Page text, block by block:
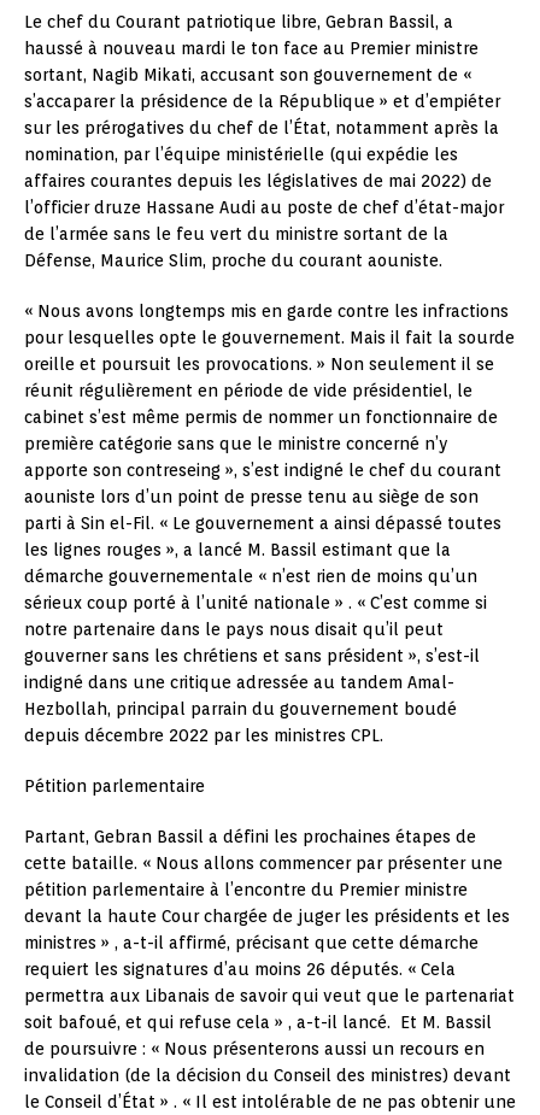
Le chef du Courant patriotique libre, Gebran Bassil, a
haussé à nouveau mardi le ton face au Premier ministre
sortant, Nagib Mikati, accusant son gouvernement de «
s’accaparer la présidence de la République » et d’empiéter
sur les prérogatives du chef de l’État, notamment après la
nomination, par l’équipe ministérielle (qui expédie les
affaires courantes depuis les législatives de mai 2022) de
l’officier druze Hassane Audi au poste de chef d’état-major
de l’armée sans le feu vert du ministre sortant de la
Défense, Maurice Slim, proche du courant aouniste.
« Nous avons longtemps mis en garde contre les infractions
pour lesquelles opte le gouvernement. Mais il fait la sourde
oreille et poursuit les provocations. » Non seulement il se
réunit régulièrement en période de vide présidentiel, le
cabinet s’est même permis de nommer un fonctionnaire de
première catégorie sans que le ministre concerné n’y
apporte son contreseing », s’est indigné le chef du courant
aouniste lors d’un point de presse tenu au siège de son
parti à Sin el-Fil. « Le gouvernement a ainsi dépassé toutes
les lignes rouges », a lancé M. Bassil estimant que la
démarche gouvernementale « n’est rien de moins qu’un
sérieux coup porté à l’unité nationale » . « C’est comme si
notre partenaire dans le pays nous disait qu’il peut
gouverner sans les chrétiens et sans président », s’est-il
indigné dans une critique adressée au tandem Amal-
Hezbollah, principal parrain du gouvernement boudé
depuis décembre 2022 par les ministres CPL.
Pétition parlementaire
Partant, Gebran Bassil a défini les prochaines étapes de
cette bataille. « Nous allons commencer par présenter une
pétition parlementaire à l’encontre du Premier ministre
devant la haute Cour chargée de juger les présidents et les
ministres » , a-t-il affirmé, précisant que cette démarche
requiert les signatures d’au moins 26 députés. « Cela
permettra aux Libanais de savoir qui veut que le partenariat
soit bafoué, et qui refuse cela » , a-t-il lancé. Et M. Bassil
de poursuivre : « Nous présenterons aussi un recours en
invalidation (de la décision du Conseil des ministres) devant
le Conseil d’État » . « Il est intolérable de ne pas obtenir une